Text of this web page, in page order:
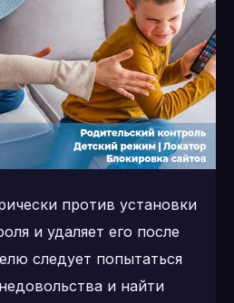
против установки
и удаляет его после
следует попытаться
и найти